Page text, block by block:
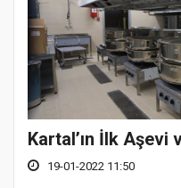
Kartal’ın İlk Aşevi
19-01-2022 11:50